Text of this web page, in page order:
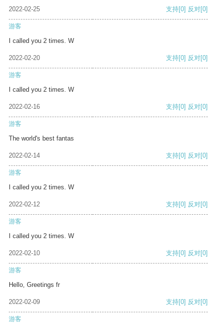
2022-02-25 支持[0] 反对[0]
游客
I called you 2 times. W
2022-02-20 支持[0] 反对[0]
游客
I called you 2 times. W
2022-02-16 支持[0] 反对[0]
游客
The world's best fantas
2022-02-14 支持[0] 反对[0]
游客
I called you 2 times. W
2022-02-12 支持[0] 反对[0]
游客
I called you 2 times. W
2022-02-10 支持[0] 反对[0]
游客
Hello, Greetings fr
2022-02-09 支持[0] 反对[0]
游客